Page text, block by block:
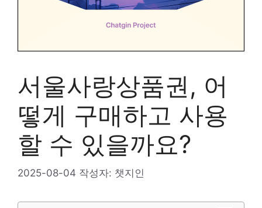
서울사랑상품권, 어
떻게 구매하고 사용
할 수 있을까요?
2025-08-04 작성자: 챗지인